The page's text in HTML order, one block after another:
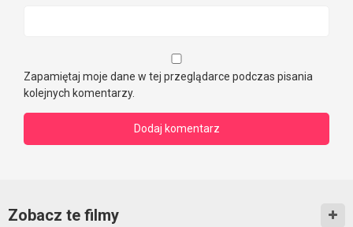
Zapamiętaj moje dane w tej przeglądarce podczas pisania
kolejnych komentarzy.
Zobacz te filmy